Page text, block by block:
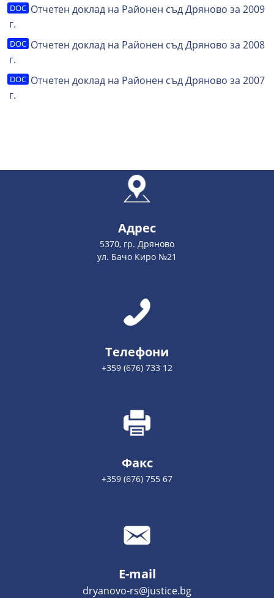
Отчетен доклад на Районен съд Дряново за 2009
г.
Отчетен доклад на Районен съд Дряново за 2008
г.
Отчетен доклад на Районен съд Дряново за 2007
г.
Адрес
5370, гр. Дряново
ул. Бачо Киро №21
Телефони
+359 (676) 733 12
Факс
+359 (676) 755 67
E-mail
dryanovo-rs@justice.bg